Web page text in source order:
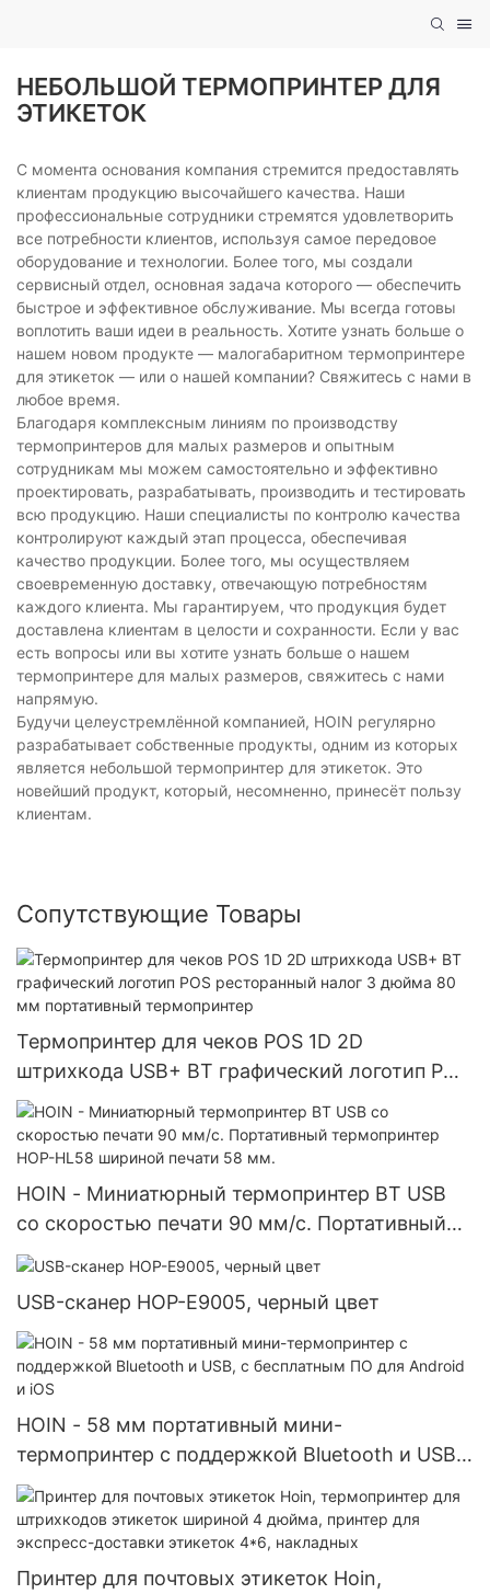
НЕБОЛЬШОЙ ТЕРМОПРИНТЕР ДЛЯ
ЭТИКЕТОК
С момента основания компания стремится предоставлять
клиентам продукцию высочайшего качества. Наши
профессиональные сотрудники стремятся удовлетворить
все потребности клиентов, используя самое передовое
оборудование и технологии. Более того, мы создали
сервисный отдел, основная задача которого — обеспечить
быстрое и эффективное обслуживание. Мы всегда готовы
воплотить ваши идеи в реальность. Хотите узнать больше о
нашем новом продукте — малогабаритном термопринтере
для этикеток — или о нашей компании? Свяжитесь с нами в
любое время.
Благодаря комплексным линиям по производству
термопринтеров для малых размеров и опытным
сотрудникам мы можем самостоятельно и эффективно
проектировать, разрабатывать, производить и тестировать
всю продукцию. Наши специалисты по контролю качества
контролируют каждый этап процесса, обеспечивая
качество продукции. Более того, мы осуществляем
своевременную доставку, отвечающую потребностям
каждого клиента. Мы гарантируем, что продукция будет
доставлена ​​клиентам в целости и сохранности. Если у вас
есть вопросы или вы хотите узнать больше о нашем
термопринтере для малых размеров, свяжитесь с нами
напрямую.
Будучи целеустремлённой компанией, HOIN регулярно
разрабатывает собственные продукты, одним из которых
является небольшой термопринтер для этикеток. Это
новейший продукт, который, несомненно, принесёт пользу
клиентам.
Сопутствующие Товары
Термопринтер для чеков POS 1D 2D
штрихкода USB+ BT графический логотип POS
ресторанный налог 3 дюйма 80 мм
портативный термопринтер
HOIN - Миниатюрный термопринтер BT USB
со скоростью печати 90 мм/с. Портативный
термопринтер HOP-HL58 шириной печати 58
USB-сканер HOP-E9005, черный цвет
HOIN - 58 мм портативный мини-
термопринтер с поддержкой Bluetooth и USB,
с бесплатным ПО для Android и iOS
Принтер для почтовых этикеток Hoin,